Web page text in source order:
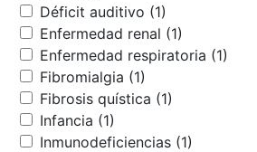
Déficit auditivo (1)
Enfermedad renal (1)
Enfermedad respiratoria (1)
Fibromialgia (1)
Fibrosis quística (1)
Infancia (1)
Inmunodeficiencias (1)